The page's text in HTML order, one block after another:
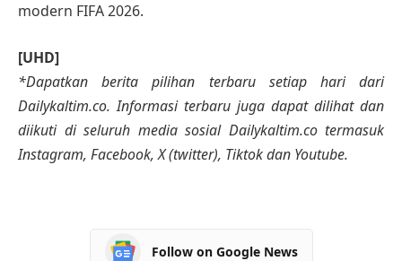
modern FIFA 2026.
[UHD]
*Dapatkan berita pilihan terbaru setiap hari dari
Dailykaltim.co. Informasi terbaru juga dapat dilihat dan
diikuti di seluruh media sosial Dailykaltim.co termasuk
Instagram, Facebook, X (twitter), Tiktok dan Youtube.
Follow on Google News